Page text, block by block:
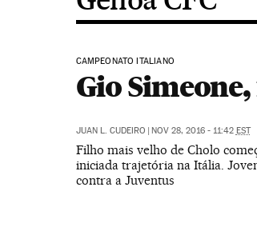
CAMPEONATO ITALIANO
Gio
JUAN L. CUDEIRO | NOV 28, 2016 - 11:42 EST
Filho mais velho de Cholo
iniciada trajetória na Itália.
contra a Juventus